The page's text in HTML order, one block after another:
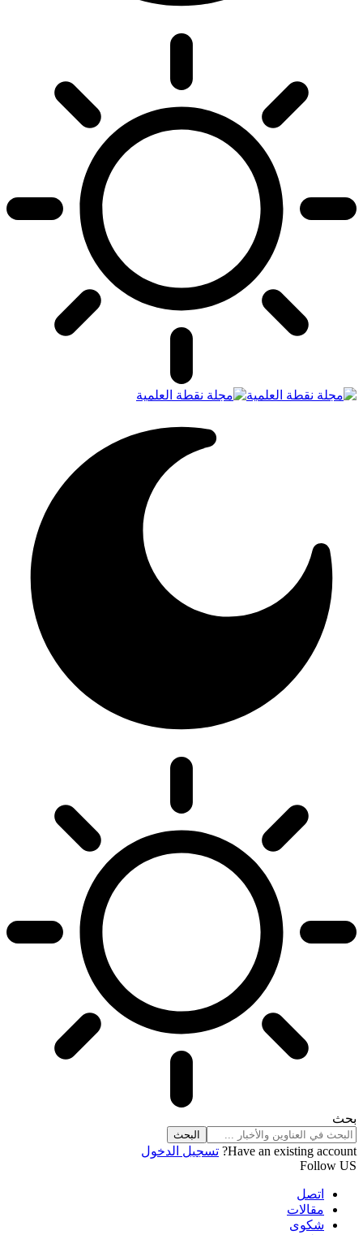
بحث
Have an existing account?
تسجيل الدخول
Follow US
اتصل
مقالات
شكوى